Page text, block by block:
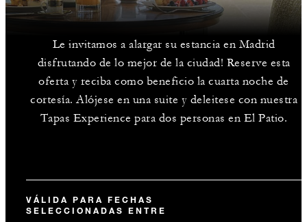
Le invitamos a alargar su estancia en Madrid
disfrutando de lo mejor de la ciudad! Reserve esta
oferta y reciba como beneficio la cuarta noche de
cortesía. Alójese en una suite y deleitese con nuestra
Tapas Experience para dos personas en El Patio.
VÁLIDA PARA FECHAS
SELECCIONADAS ENTRE